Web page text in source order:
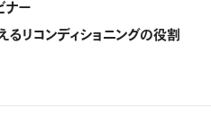
ナー
リコンディショニングの役割